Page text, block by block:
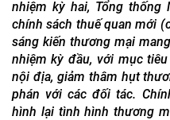
nhiệm kỳ hai, Tổng thống
chính sách thuế quanmới (
sáng kiến thương mại
nhiệm kỳ đầu, với mục
nội địa, giảm thâm hụt
phán với các đối tác.
hình lại tình hình thương